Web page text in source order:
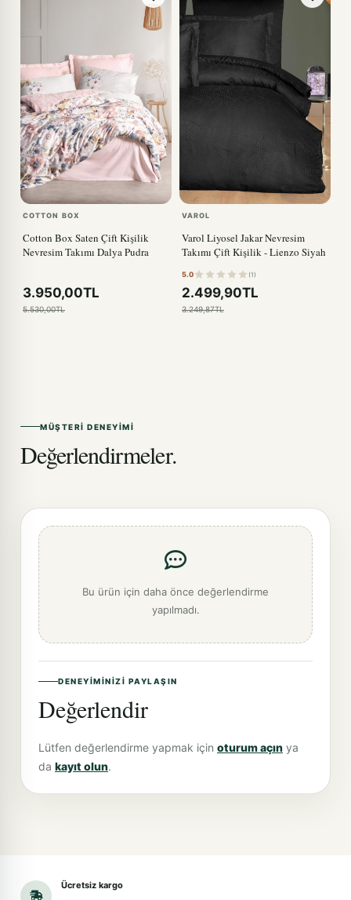
COTTON BOX
Cotton Box Saten Çift Kişilik
Nevresim Takımı Dalya Pudra
3.950,00TL
5.530,00TL
VAROL
Varol Liyosel Jakar Nevresim
Takımı Çift Kişilik - Lienzo Siyah
5.0 (1)
2.499,90TL
3.249,87TL
MÜŞTERI DENEYIMI
Değerlendirmeler.
Bu ürün için daha önce değerlendirme
yapılmadı.
DENEYIMINIZI PAYLAŞIN
Değerlendir
Lütfen değerlendirme yapmak için oturum açın ya
da kayıt olun.
Ücretsiz kargo